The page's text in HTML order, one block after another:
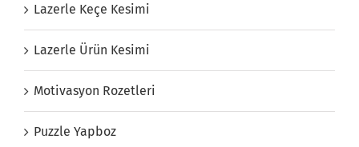
Lazerle Keçe Kesimi
Lazerle Ürün Kesimi
Motivasyon Rozetleri
Puzzle Yapboz